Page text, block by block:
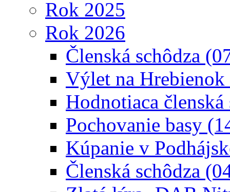
Rok 2025
Rok 2026
Členská schôdza
Výlet na
Hodnotiaca
Pochovanie basy
Kúpanie v
Členská schôdza